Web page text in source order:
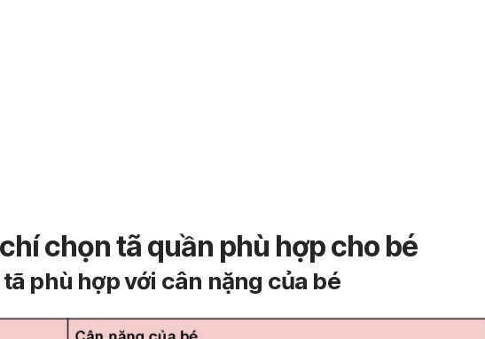
chọn tã quần phù hợp cho bé
tã phù hợp với cân nặng của bé